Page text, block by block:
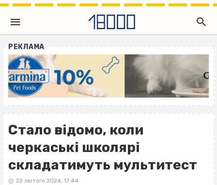
РЕКЛАМА
Стало відомо, коли
черкаські школярі
складатимуть мультитест
22 лютого 2024, 17:44